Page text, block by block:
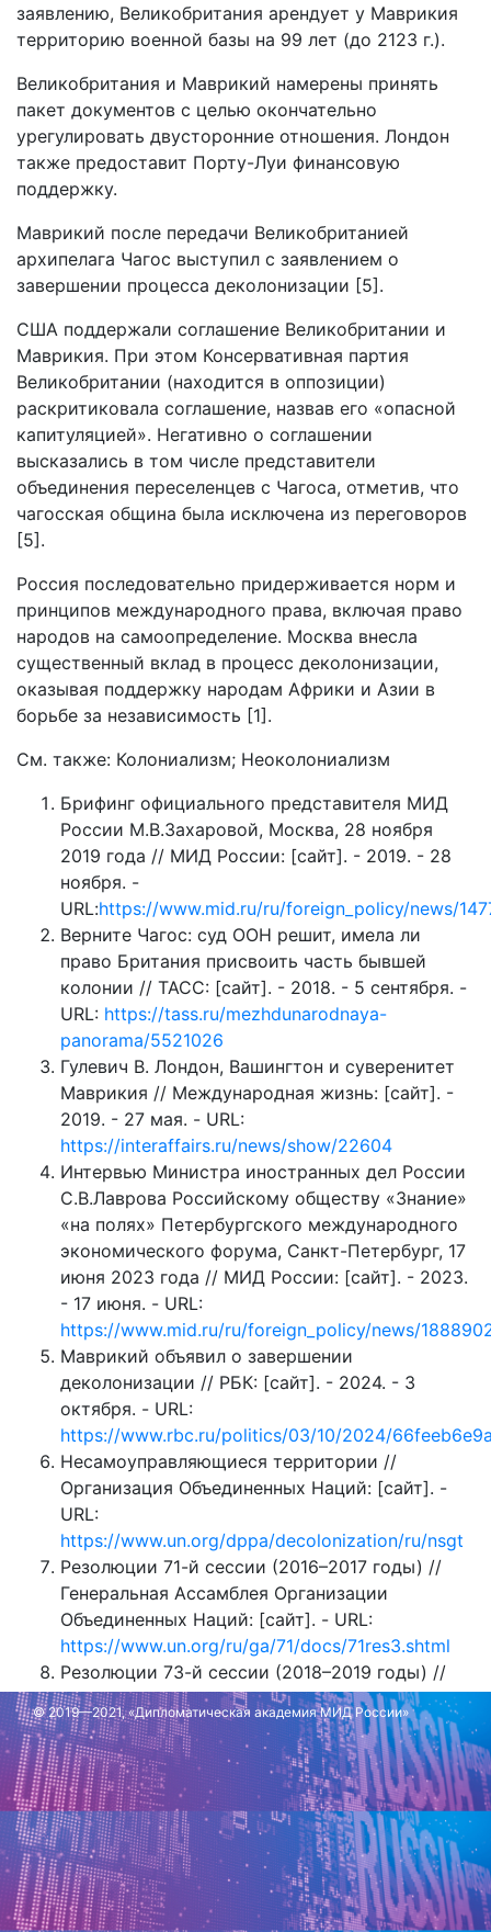
заявлению, Великобритания арендует у Маврикия
территорию военной базы на 99 лет (до 2123 г.).
Великобритания и Маврикий намерены принять
пакет документов с целью окончательно
урегулировать двусторонние отношения. Лондон
также предоставит Порту-Луи финансовую
поддержку.
Маврикий после передачи Великобританией
архипелага Чагос выступил с заявлением о
завершении процесса деколонизации [5].
США поддержали соглашение Великобритании и
Маврикия. При этом Консервативная партия
Великобритании (находится в оппозиции)
раскритиковала соглашение, назвав его «опасной
капитуляцией». Негативно о соглашении
высказались в том числе представители
объединения переселенцев с Чагоса, отметив, что
чагосская община была исключена из переговоров
[5].
Россия последовательно придерживается норм и
принципов международного права, включая право
народов на самоопределение. Москва внесла
существенный вклад в процесс деколонизации,
оказывая поддержку народам Африки и Азии в
борьбе за независимость [1].
См. также: Колониализм; Неоколониализм
Брифинг официального представителя МИД
России М.В.Захаровой, Москва, 28 ноября
2019 года // МИД России: [сайт]. - 2019. - 28
ноября. -
URL:https://www.mid.ru/ru/foreign_policy/news/
Верните Чагос: суд ООН решит, имела ли
право Британия присвоить часть бывшей
колонии // ТАСС: [сайт]. - 2018. - 5 сентября. -
URL: https://tass.ru/mezhdunarodnaya-
panorama/5521026
Гулевич В. Лондон, Вашингтон и суверенитет
Маврикия // Международная жизнь: [сайт]. -
2019. - 27 мая. - URL:
https://interaffairs.ru/news/show/22604
Интервью Министра иностранных дел России
С.В.Лаврова Российскому обществу «Знание»
«на полях» Петербургского международного
экономического форума, Санкт-Петербург, 17
июня 2023 года // МИД России: [сайт]. - 2023.
- 17 июня. - URL:
https://www.mid.ru/ru/foreign_policy/news/
Маврикий объявил о завершении
деколонизации // РБК: [сайт]. - 2024. - 3
октября. - URL:
https://www.rbc.ru/politics/03/10/2024/
Несамоуправляющиеся территории //
Организация Объединенных Наций: [сайт]. -
URL:
https://www.un.org/dppa/decolonization/ru/nsgt
Резолюции 71-й сессии (2016–2017 годы) //
Генеральная Ассамблея Организации
Объединенных Наций: [сайт]. - URL:
https://www.un.org/ru/ga/71/docs/71res3.shtml
Резолюции 73-й сессии (2018–2019 годы) //
Генеральная Ассамблея Организации
Объединенных Наций: [сайт]. - URL:
https://www.un.org/ru/ga/73/docs/
Обновлено: 7 октября 2024 г.
© 2019—2021, «Дипломатическая академия МИД России»